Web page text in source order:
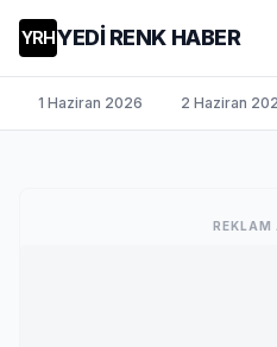
YRHYEDİ RENK HABER
1 Haziran 2026 2 Haziran
REKLAM